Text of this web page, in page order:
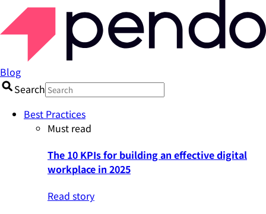
Blog
Search
Best Practices
Must read
The 10 KPIs for building an effective digital
workplace in 2025
Read story